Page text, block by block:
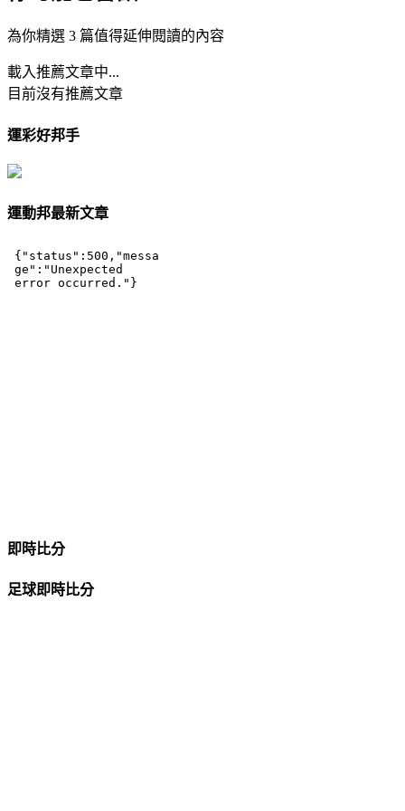
為你精選 3 篇值得延伸閱讀的內容
載入推薦文章中...
目前沒有推薦文章
運彩好邦手
運動邦最新文章
即時比分
足球即時比分